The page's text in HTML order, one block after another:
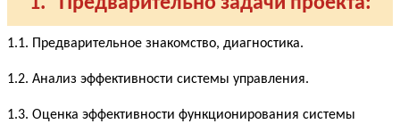
1.1. Предварительное знакомство, диагностика.
1.2. Анализ эффективности системы управления.
1.3. Оценка эффективности функционирования системы